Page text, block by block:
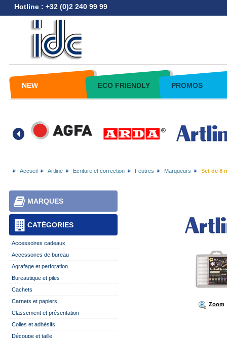
Hotline : +32 (0)2 240 99 99
NEW ECO FRIENDLY PROMOS
Accueil Artline Ecriture et correction Feutres Marqueurs Set de 8
CATÉGORIES
MARQUES
Accessoires cadeaux
Accessoires de bureau
Agrafage et perforation
Bureautique et piles
Cachets
Carnets et papiers
Classement et présentation
Colles et adhésifs
Découpe et taille
Zoom